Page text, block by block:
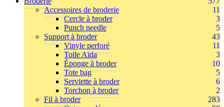
Accessoires de broderie
11
Cercle à broder
3
Punch needle
5
Support à broder
43
Vinyle perforé
11
Toile Aïda
3
Éponge à broder
10
Tote bag
5
Serviette à broder
6
Torchon à broder
2
Fil à broder
283